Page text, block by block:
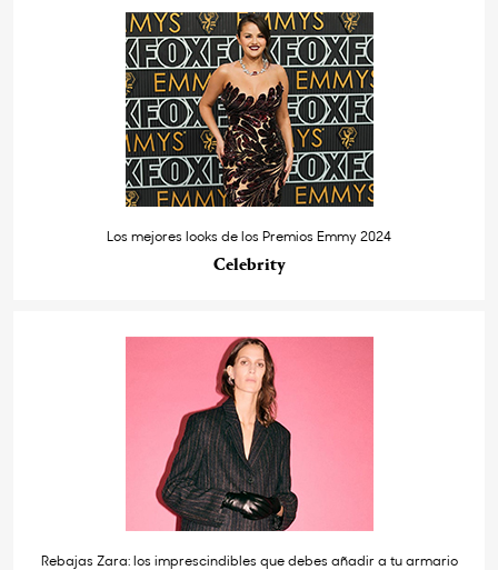
Los mejores looks de los Premios Emmy 2024
Celebrity
Rebajas Zara: los imprescindibles que debes añadir a tu armario